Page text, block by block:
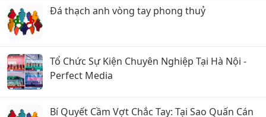
Đá thạch anh vòng tay phong thuỷ
Tổ Chức Sự Kiện Chuyên Nghiệp Tại Hà Nội -
Perfect Media
Bí Quyết Cầm Vợt Chắc Tay: Tại Sao Quấn Cán